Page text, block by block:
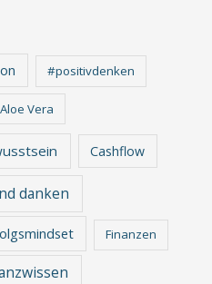
#positivdenken
Aloe Vera
Cashflow
danken
Finanzen